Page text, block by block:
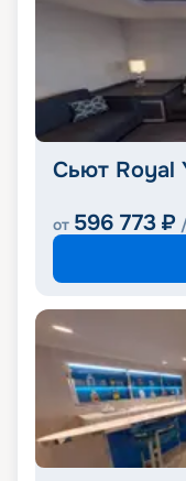
Сьют Royal
от 596 773 ₽